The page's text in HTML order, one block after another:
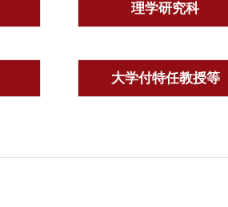
理学研究科
大学付特任教授等